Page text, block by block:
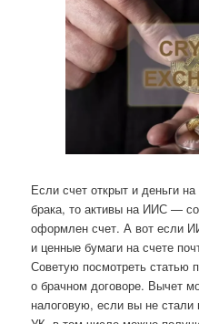
Если счет открыт и деньги
брака, то активы на ИИС —
оформлен счет. А вот если
и ценные бумаги на счете
Советую посмотреть статью
о брачном договоре. Вычет
налоговую, если вы не стали